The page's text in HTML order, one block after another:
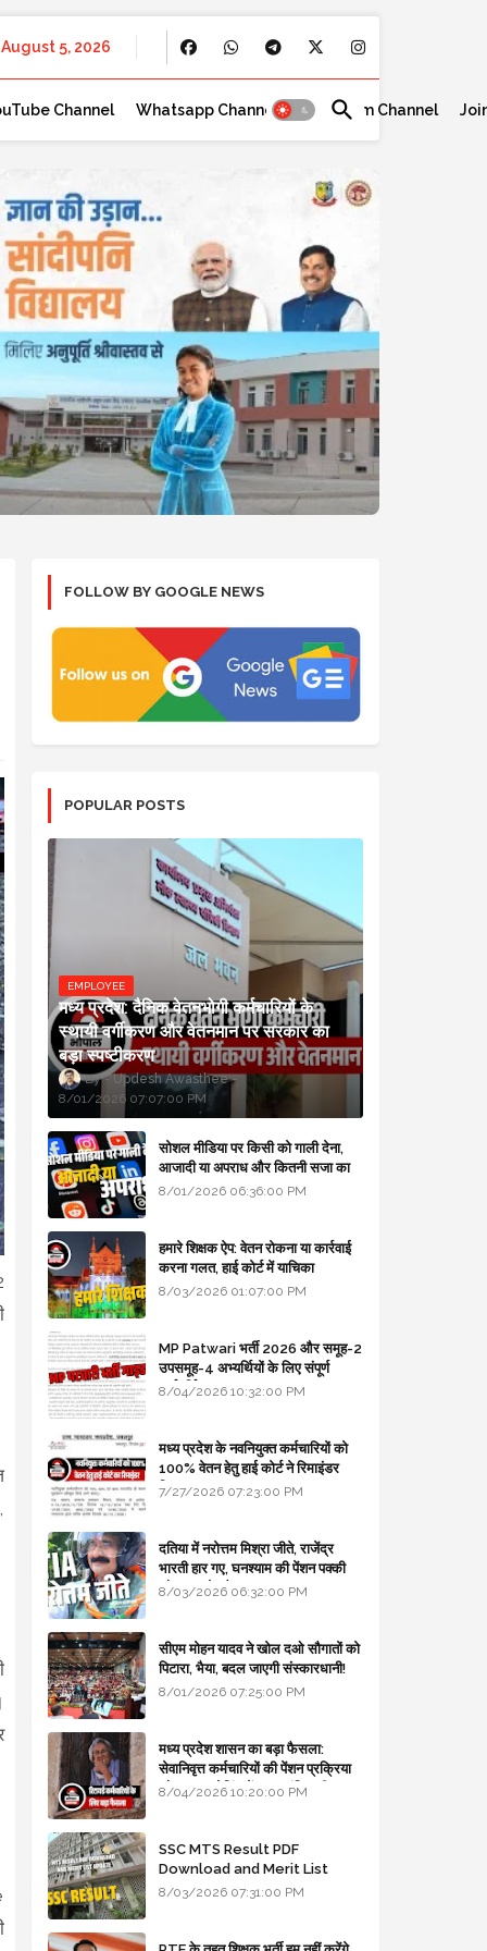
August 5, 2026
Channel Whatsapp Channel Telegram Channel
FOLLOW BY GOOGLE NEWS
POPULAR POSTS
EMPLOYEE
मध्य प्रदेश: दैनिक वेतनभोगी कर्मचारियों के
स्थायी वर्गीकरण और वेतनमान पर सरकार का
बड़ा स्पष्टीकरण
Updesh Awasthee
8/01/2026 07:07:00 PM
सोशल मीडिया पर किसी को गाली देना,
आजादी या अपराध और कितनी सजा का
प्रावधान - free legal advice
8/01/2026 06:36:00 PM
हमारे शिक्षक ऐप: वेतन रोकना या कार्रवाई
करना गलत, हाई कोर्ट में याचिका
8/03/2026 01:07:00 PM
MP Patwari भर्ती 2026 और समूह-2
उपसमूह-4 अभ्यर्थियों के लिए संपूर्ण
मार्गदर्शिका
8/04/2026 10:32:00 PM
मध्य प्रदेश के नवनियुक्त कर्मचारियों को
100% वेतन हेतु हाई कोर्ट ने रिमाइंडर
लिखा
7/27/2026 07:23:00 PM
दतिया में नरोत्तम मिश्रा जीते, राजेंद्र
भारती हार गए, घनश्याम की पेंशन पक्की
और आशुतोष बैक टू...
8/03/2026 06:32:00 PM
सीएम मोहन यादव ने खोल दओ सौगातों को
पिटारा, भैया, बदल जाएगी संस्कारधानी!
8/01/2026 07:25:00 PM
मध्य प्रदेश शासन का बड़ा फैसला:
सेवानिवृत्त कर्मचारियों की पेंशन प्रक्रिया
और बजट कोडिंग में हुए क्रांतिकारी
8/04/2026 10:20:00 PM
SSC MTS Result PDF
Download and Merit List
Update
8/03/2026 07:31:00 PM